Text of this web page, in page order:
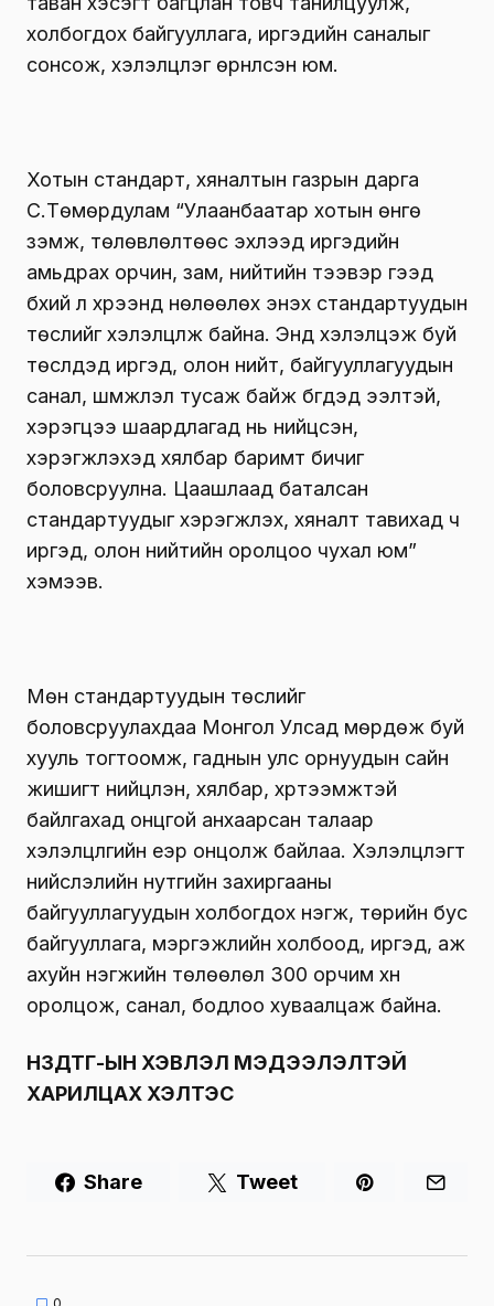
холбогдох байгууллага, иргэдийн саналыг
сонсож, хэлэлцүүлэг өрнүүлсэн юм.
Хотын стандарт, хяналтын газрын дарга
С.Төмөрдулам “Улаанбаатар хотын өнгө
үзэмж, төлөвлөлтөөс эхлээд иргэдийн
амьдрах орчин, зам, нийтийн тээвэр гээд
бүхий л хүрээнд нөлөөлөх энэхүү стандартуудын
төслийг хэлэлцүүлж байна. Энд хэлэлцэж буй
төслүүдэд иргэд, олон нийт, байгууллагуудын
санал, шүүмжлэл тусаж байж бүгдэд ээлтэй,
хэрэгцээ шаардлагад нь нийцсэн,
хэрэгжүүлэхэд хялбар баримт бичиг
боловсруулна. Цаашлаад баталсан
стандартуудыг хэрэгжүүлэх, хяналт тавихад ч
иргэд, олон нийтийн оролцоо чухал юм”
хэмээв.
Мөн стандартуудын төслийг
боловсруулахдаа Монгол Улсад мөрдөж буй
хууль тогтоомж, гаднын улс орнуудын сайн
жишигт нийцүүлэн, хялбар, хүртээмжтэй
байлгахад онцгой анхаарсан талаар
хэлэлцүүлгийн үеэр онцолж байлаа. Хэлэлцүүлэгт
нийслэлийн нутгийн захиргааны
байгууллагуудын холбогдох нэгж, төрийн бус
байгууллага, мэргэжлийн холбоод, иргэд, аж
ахуйн нэгжийн төлөөлөл 300 орчим хүн
оролцож, санал, бодлоо хуваалцаж байна.
НЗДТГ-ЫН ХЭВЛЭЛ МЭДЭЭЛЭЛТЭЙ
ХАРИЛЦАХ ХЭЛТЭС
Share Tweet